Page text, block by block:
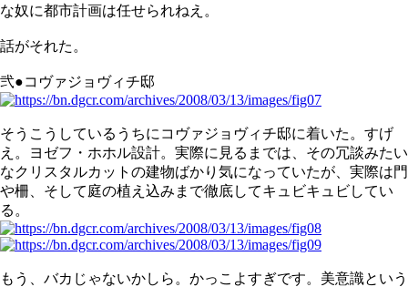
な奴に都市計画は任せられねえ。
話がそれた。
弐●コヴァジョヴィチ邸
そうこうしているうちにコヴァジョヴィチ邸に着いた。すげ
え。ヨゼフ・ホホル設計。実際に見るまでは、その冗談みたい
なクリスタルカットの建物ばかり気になっていたが、実際は門
や柵、そして庭の植え込みまで徹底してキュビキュビしてい
る。
もう、バカじゃないかしら。かっこよすぎです。美意識という